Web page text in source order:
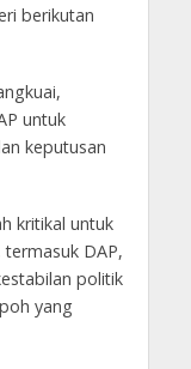
berikutan
untuk
keputusan
kritikal untuk
DAP,
politik
yang